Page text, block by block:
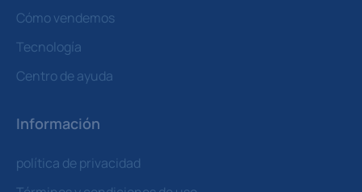
Cómo vendemos
Tecnología
Centro de ayuda
Información
política de privacidad